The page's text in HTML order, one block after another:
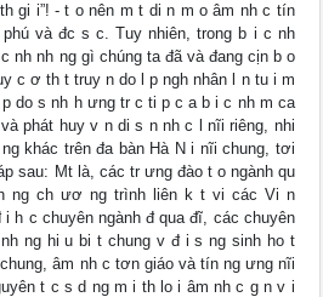
gi i”! - t o nên m t di n m o âm nh c tín
và đc s c. Tuy nhiên, trong b i c nh
nh nh ng gì chúng ta đã và đang cịn b o
c ơ th t truy n do l p ngh nhân l n tu i m
do s nh h ưng tr c ti p c a b i c nh m ca
phát huy v n di s n nh c l nĩi riêng, nhi
khác trên đa bàn Hà N i nĩi chung, tơi
sau: Mt là, các tr ưng đào t o ngành qu
ng ch ươ ng trình liên k t vi các Vi n
h c chuyên ngành đ qua đĩ, các chuyên
ng hi u bi t chung v đ i s ng sinh ho t
âm nh c tơn giáo và tín ng ưng nĩi
t c s d ng m i th lo i âm nh c g n v i